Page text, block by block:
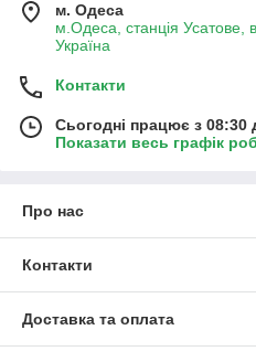
м. Одеса
м.Одеса, станція Усатове,
Україна
Контакти
Сьогодні працює з 08:30
Показати весь графік
Про нас
Контакти
Доставка та оплата